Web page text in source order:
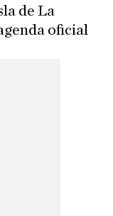
de La
oficial